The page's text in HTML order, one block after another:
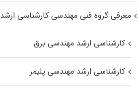
معرفی گروه فنی مهندسی کارشناسی ارشد
کارشناسی ارشد مهندسی برق
کارشناسی ارشد مهندسی پلیمر